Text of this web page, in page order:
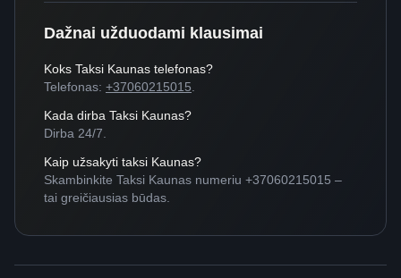
Dažnai užduodami klausimai
Koks Taksi Kaunas telefonas?
Telefonas: +37060215015
Kada dirba Taksi Kaunas?
Dirba 24/7.
Kaip užsakyti taksi Kaunas?
Skambinkite Taksi Kaunas numeriu +37060215015 –
tai greičiausias būdas.